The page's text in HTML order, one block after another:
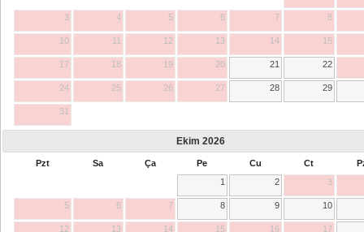
3 4 5 6 7 8
10 11 12 13 14 15
17 18 19 20 21 22
24 25 26 27 28 29
31
Ekim 2026
Pzt Sa Ça Pe Cu Ct
1
2 3
5 6 7 8 9 10
12 13 14 15 16 17